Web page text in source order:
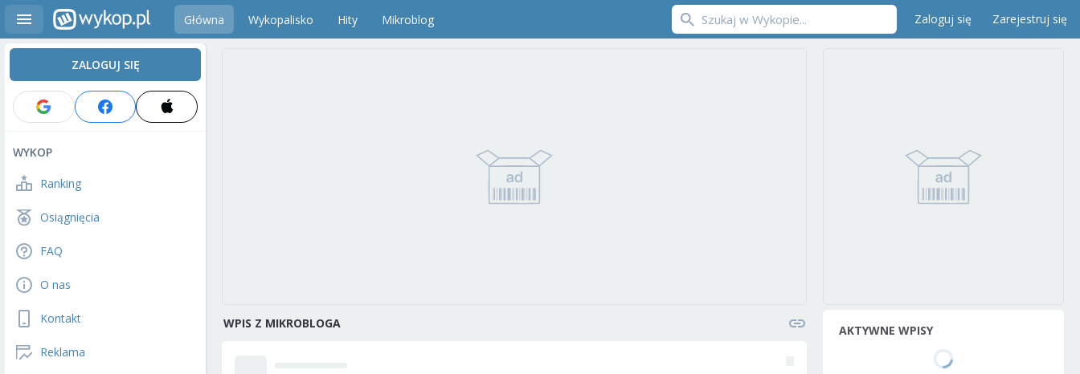
Główna Wykopalisko Hity Mikroblog Zaloguj się Zarejestruj się
ZALOGUJ SIĘ
WYKOP
Ranking
Osiągnięcia
FAQ
O nas
Kontakt
Reklama
WPIS Z MIKROBLOGA AKTYWNE WPISY